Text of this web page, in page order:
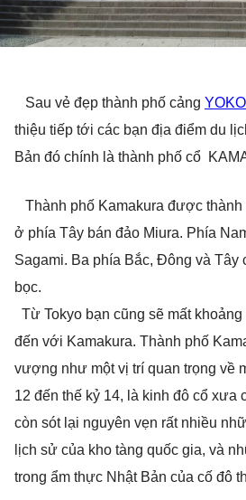
Sau vẻ đẹp thành phố cảng
thiệu tiếp tới các bạn địa điểm du
Bản đó chính là thành phố cổ
Thành phố Kamakura được thành
ở phía Tây bán đảo Miura. Phía
Sagami. Ba phía Bắc, Đông và Tây
bọc.
Từ Tokyo bạn cũng sẽ mất
đến với Kamakura. Thành phố
vượng như một vị trí quan trọng về
12 đến thế kỷ 14, là kinh đô cổ xưa
còn sót lại nguyên vẹn rất nhiều
lịch sử của kho tàng quốc gia, và
trong ẩm thực Nhật Bản của cố đô